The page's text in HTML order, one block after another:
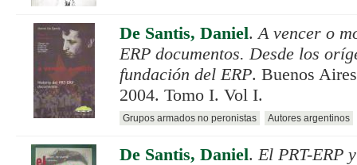
De Santis, Daniel.A vencer o
ERP documentos. Desde los
fundación del ERP. Buenos
2004. Tomo I. Vol I.
Grupos armados no peronistas Autores argentinos
De Santis, Daniel.El PRT-ERP